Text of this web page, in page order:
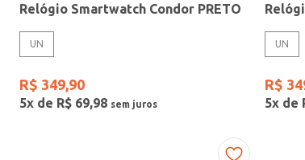
Relógio Smartwatch Condor PRETO
UN
R$ 349,90
5x de R$ 69,98
UN
R$
5x de